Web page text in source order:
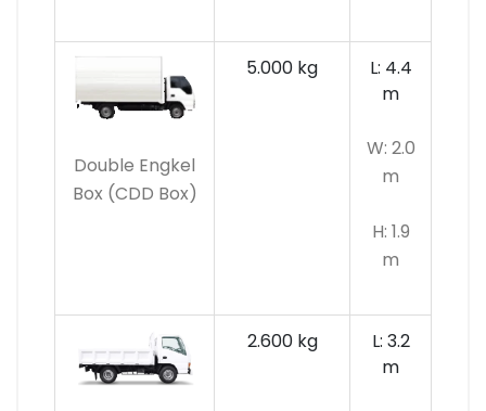
Double Engkel
Box (CDD Box)
5.000 kg
L: 4.4
m
W: 2.0
m
H: 1.9
m
2.600 kg
L: 3.2
m